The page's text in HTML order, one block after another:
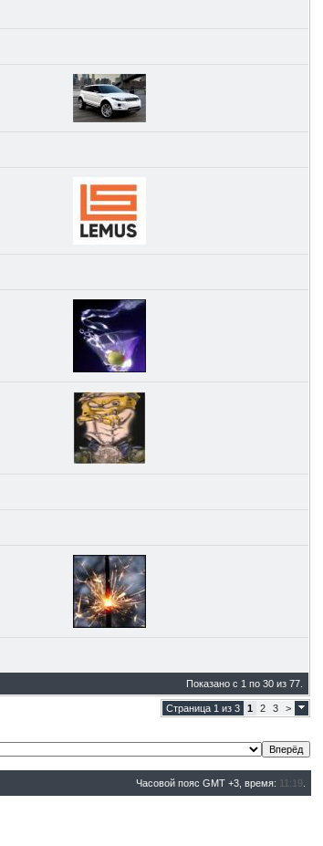
Показано с 1 по 30 из 77.
Страница 1 из 3 1 2 3 >
Часовой пояс GMT +3, время: 11:19